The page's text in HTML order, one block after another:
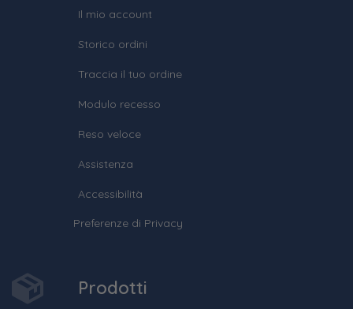
Il mio account
Storico ordini
Traccia il tuo ordine
Modulo recesso
Reso veloce
Assistenza
Accessibilità
Preferenze di Privacy
Prodotti